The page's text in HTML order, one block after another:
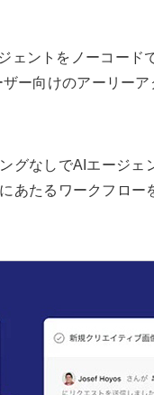
ントをノーコード
ー向けのアーリー
グなしでAIエージェ
あたるワークフロー